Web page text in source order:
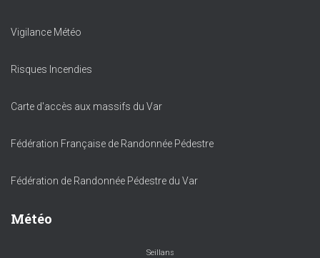
Vigilance Météo
Risques Incendies
Carte d'accès aux massifs du Var
Fédération Française de Randonnée Pédestre
Fédération de Randonnée Pédestre du Var
Météo
Seillans